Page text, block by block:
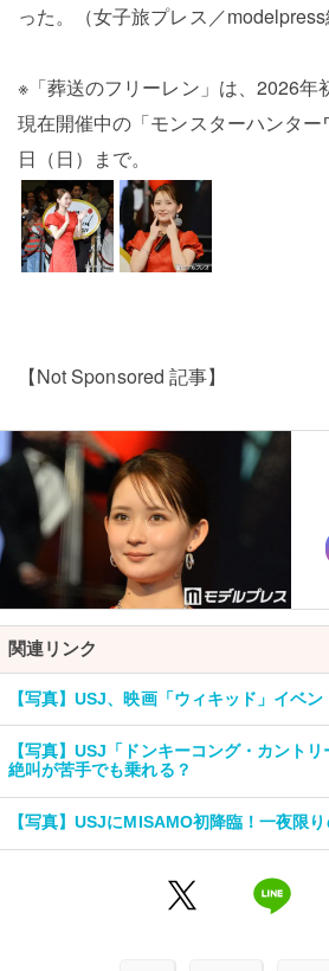
った。（女子旅プレス／modelpress
※「葬送のフリーレン」は、2026年
現在開催中の「モンスターハンタ
日（日）まで。
【Not Sponsored 記事】
関連リンク
【写真】USJ、映画「ウィキッド」イベン
【写真】USJ「ドンキーコング・カント
絶叫が苦手でも乗れる？
【写真】USJにMISAMO初降臨！一夜限